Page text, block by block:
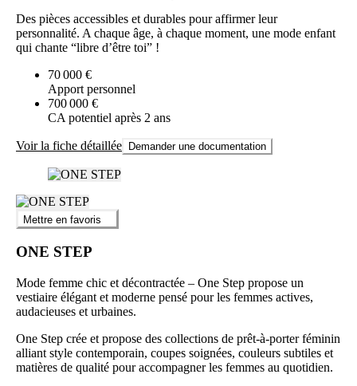
Des pièces accessibles et durables pour affirmer leur
personnalité. A chaque âge, à chaque moment, une mode enfant
qui chante “libre d’être toi” !
70 000 €
Apport personnel
700 000 €
CA potentiel après 2 ans
Voir la fiche détaillée Demander une documentation
Mettre en favoris
ONE STEP
Mode femme chic et décontractée – One Step propose un
vestiaire élégant et moderne pensé pour les femmes actives,
audacieuses et urbaines.
One Step crée et propose des collections de prêt-à-porter féminin
alliant style contemporain, coupes soignées, couleurs subtiles et
matières de qualité pour accompagner les femmes au quotidien.